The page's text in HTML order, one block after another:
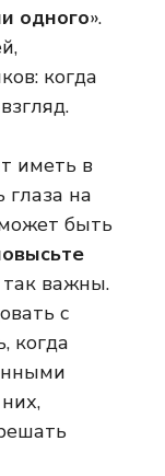
одного».
когда
иметь в
глаза на
быть
важны.
с
когда